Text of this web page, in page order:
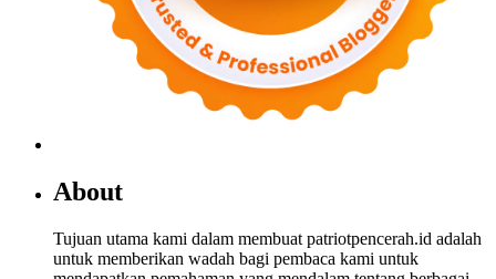
About
Tujuan utama kami dalam membuat patriotpencerah.id adalah
untuk memberikan wadah bagi pembaca kami untuk